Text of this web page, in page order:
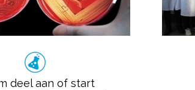
deel aan of start